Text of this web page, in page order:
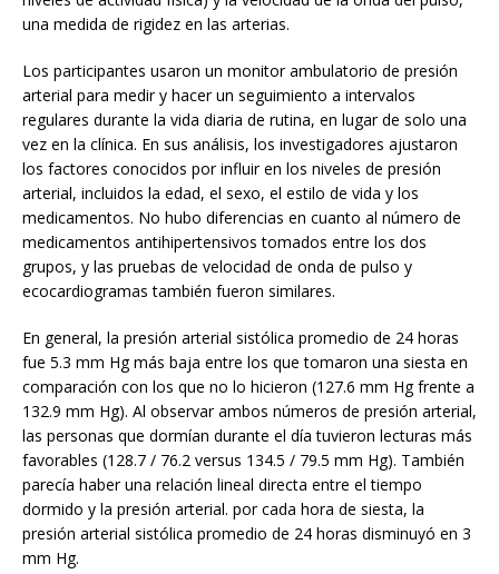
una medida de rigidez en las arterias.
Los participantes usaron un monitor ambulatorio de presión
arterial para medir y hacer un seguimiento a intervalos
regulares durante la vida diaria de rutina, en lugar de solo una
vez en la clínica. En sus análisis, los investigadores ajustaron
los factores conocidos por influir en los niveles de presión
arterial, incluidos la edad, el sexo, el estilo de vida y los
medicamentos. No hubo diferencias en cuanto al número de
medicamentos antihipertensivos tomados entre los dos
grupos, y las pruebas de velocidad de onda de pulso y
ecocardiogramas también fueron similares.
En general, la presión arterial sistólica promedio de 24 horas
fue 5.3 mm Hg más baja entre los que tomaron una siesta en
comparación con los que no lo hicieron (127.6 mm Hg frente a
132.9 mm Hg). Al observar ambos números de presión arterial,
las personas que dormían durante el día tuvieron lecturas más
favorables (128.7 / 76.2 versus 134.5 / 79.5 mm Hg). También
parecía haber una relación lineal directa entre el tiempo
dormido y la presión arterial. por cada hora de siesta, la
presión arterial sistólica promedio de 24 horas disminuyó en 3
mm Hg.